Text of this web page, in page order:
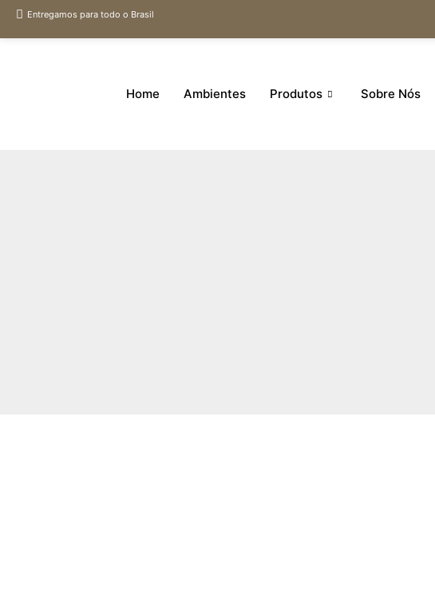
Entregamos para todo o Brasil
Home Ambientes Produtos Sobre Nós